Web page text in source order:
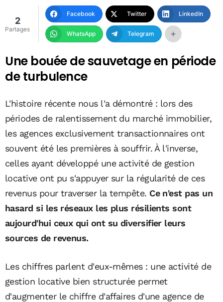
2
Partages
Facebook Twitter LinkedIn
WhatsApp Telegram
Une bouée de sauvetage en période
de turbulence
L'histoire récente nous l'a démontré : lors des
périodes de ralentissement du marché immobilier,
les agences exclusivement transactionnaires ont
souvent été les premières à souffrir. À l'inverse,
celles ayant développé une activité de gestion
locative ont pu s'appuyer sur la régularité de ces
revenus pour traverser la tempête. Ce n'est pas un
hasard si les réseaux les plus résilients sont
aujourd'hui ceux qui ont su diversifier leurs
sources de revenus.
Les chiffres parlent d'eux-mêmes : une activité de
gestion locative bien structurée permet
d'augmenter le chiffre d'affaires d'une agence de